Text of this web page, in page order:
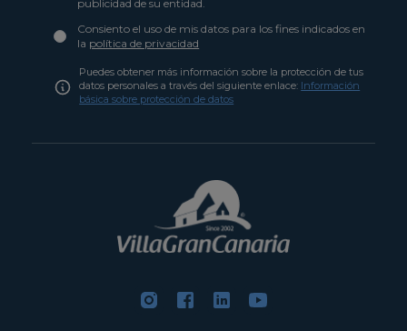
publicidad de su entidad.
Consiento el uso de mis datos para los fines indicados en
la política de privacidad
Puedes obtener más información sobre la protección de tus
datos personales a través del siguiente enlace: Información
básica sobre protección de datos